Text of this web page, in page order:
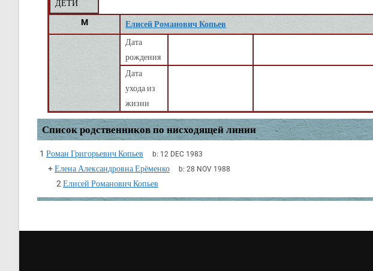
ДЕТИ
M
Елисей Романович Копьев
Дата
рождения
Дата
ухода из
жизни
Список родственников по нисходящей линии
1 Роман Григорьевич Копьев b: 12 DEC 1983
+Елена Александровна Ерёменко b: 28 NOV 1988
2 Елисей Романович Копьев